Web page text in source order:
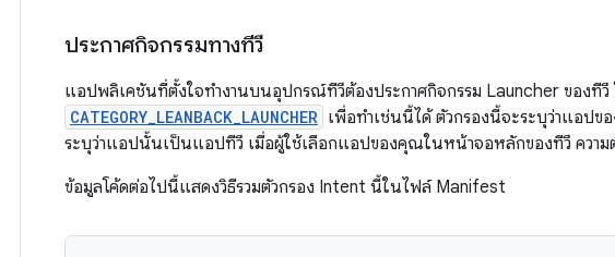
ประกาศกิจกรรมทางทีวี
แอปพลิเคชันที่ตั้งใจทำงานบนอุปกรณ์ทีวีต้องประกาศกิจกรรม Launcher ของที
CATEGORY_LEANBACK_LAUNCHER เพื่อทำเช่นนี้ได้ ตัวกรองนี้จะระบุว่าแอป
ระบุว่าแอปนั้นเป็นแอปทีวี เมื่อผู้ใช้เลือกแอปของคุณในหน้าจอหลักของทีวี ความ
ข้อมูลโค้ดต่อไปนี้แสดงวิธีรวมตัวกรอง Intent นี้ในไฟล์ Manifest